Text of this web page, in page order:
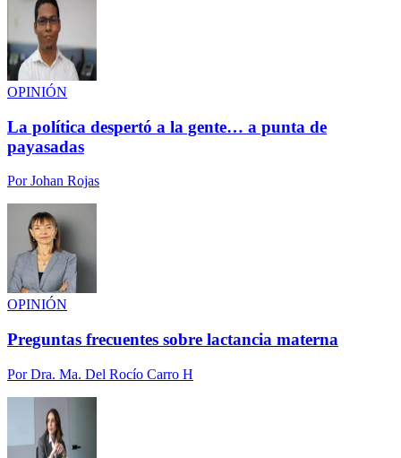
OPINIÓN
La política despertó a la gente… a punta de
payasadas
PorJohan Rojas
OPINIÓN
Preguntas frecuentes sobre lactancia materna
PorDra. Ma. Del Rocío Carro H